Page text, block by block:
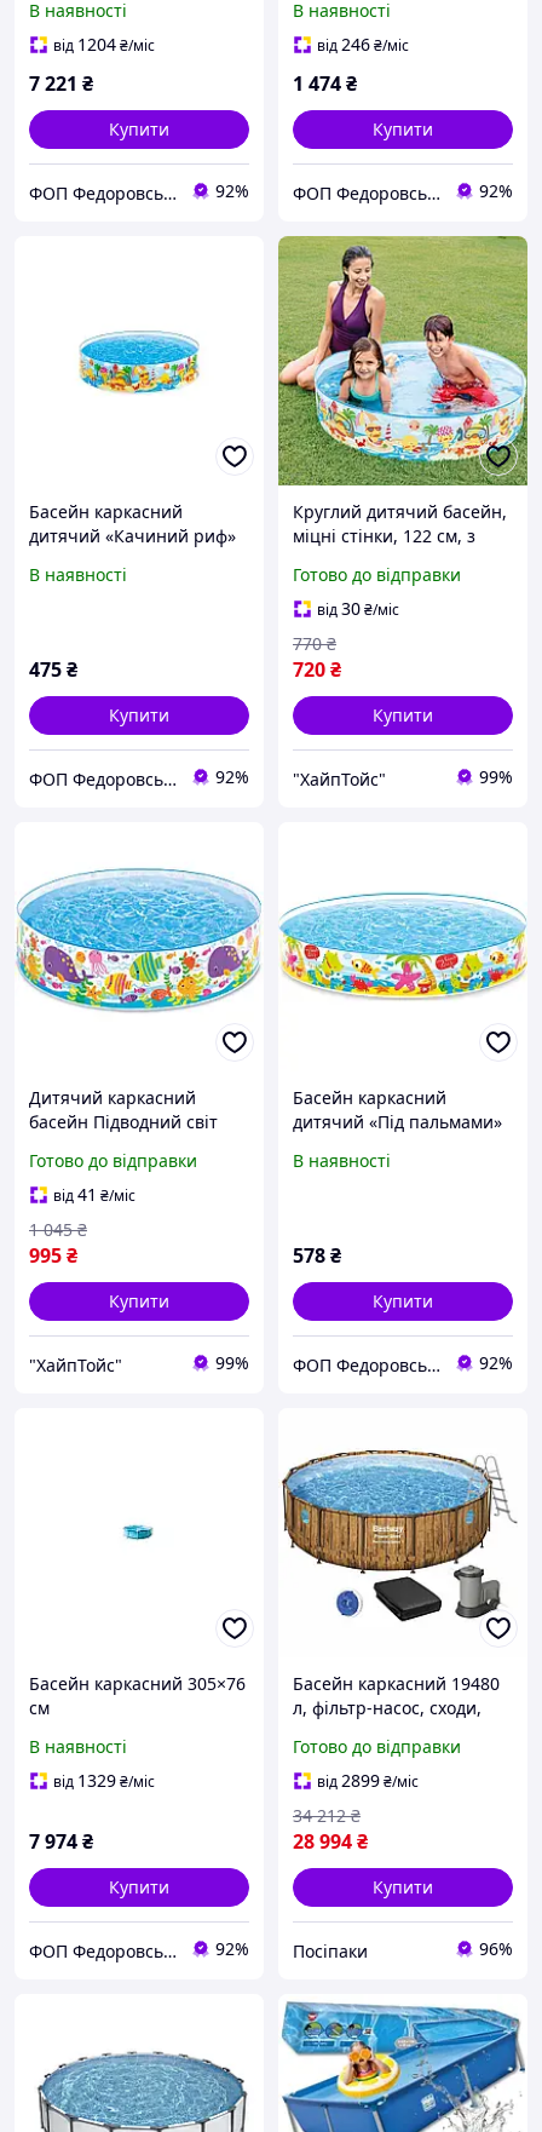
В наявності
від 1204₴/міс
7 221 ₴
Купити
ФОП Федоровський-Магазин Іграшок Рижик 92%
В наявності
від246₴/міс
1 474₴
Купити
ФОП Федоровський-Магазин Іграшок Рижик 92%
Басейн каркасний
дитячий «Качиний риф»
В наявності
475₴
Купити
ФОП Федоровський-Магазин Іграшок Рижик 92%
Круглий дитячий басейн,
міцні стінки, 122 см, з
басейн для малюків
Готово до відправки
від30₴/міс
720₴
770 ₴
Купити
"ХайпТойс" 99%
Дитячий каркасний
басейн Підводний світ
Готово до відправки
від41 ₴/міс
995₴
1 045 ₴
Купити
"ХайпТойс" 99%
Басейн каркасний
дитячий «Під пальмами»
В наявності
578₴
Купити
ФОП Федоровський-Магазин Іграшок Рижик 92%
Басейн каркасний 305×76
см
В наявності
від 1329₴/міс
7 974₴
Купити
ФОП Федоровський-Магазин Іграшок Рижик 92%
Басейн каркасний 19480
л, фільтр-насос, сходи,
488-122 см (56725)
Готово до відправки
від2899₴/міс
28 994₴
34 212 ₴
Купити
Посіпаки 96%